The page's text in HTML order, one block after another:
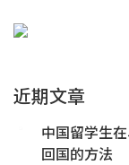
近期文章
中国留学生
回国的方法